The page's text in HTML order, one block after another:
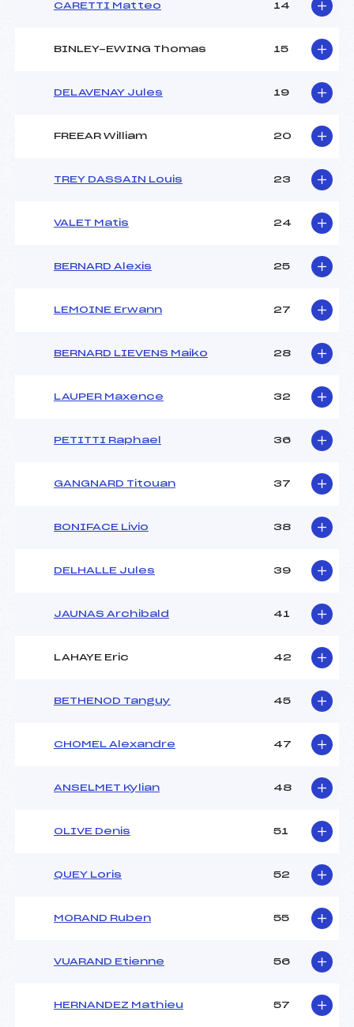
CARETTI Matteo 14
BINLEY-EWING Thomas 15
DELAVENAY Jules 19
FREEAR William 20
TREY DASSAIN Louis 23
VALET Matis 24
BERNARD Alexis 25
LEMOINE Erwann 27
BERNARD LIEVENS Maiko 28
LAUPER Maxence 32
PETITTI Raphael 36
GANGNARD Titouan 37
BONIFACE Livio 38
DELHALLE Jules 39
JAUNAS Archibald 41
LAHAYE Eric 42
BETHENOD Tanguy 45
CHOMEL Alexandre 47
ANSELMET Kylian 48
OLIVE Denis 51
QUEY Loris 52
MORAND Ruben 55
VUARAND Etienne 56
HERNANDEZ Mathieu 57